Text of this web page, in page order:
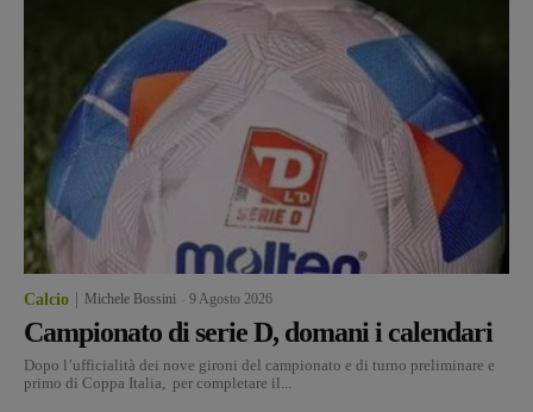
Calcio Michele Bossini 9 Agosto 2026
Campionato di serie D, domani i calendari
Dopo l’ufficialità dei nove gironi del campionato e di turno preliminare e
primo di Coppa Italia, per completare il...